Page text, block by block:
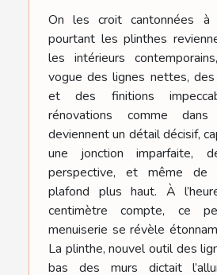
On les croit cantonnées à
pourtant les plinthes
les intérieurs
vogue des lignes nettes,
et des finitions
rénovations comme
deviennent un détail décisif,
une jonction imparfaite,
perspective, et même de
plafond plus haut. À
centimètre compte, ce
menuiserie se révèle
La plinthe, nouvel outil des
bas des murs dictait